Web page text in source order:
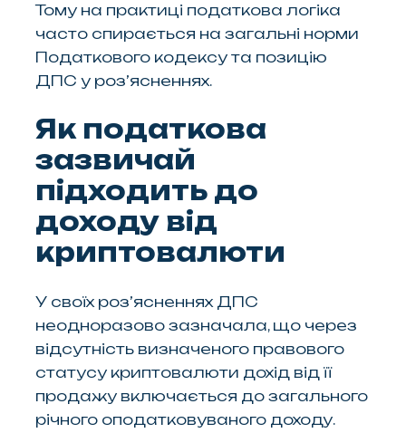
Тому на практиці податкова логіка
часто спирається на загальні норми
Податкового кодексу та позицію
ДПС у роз’ясненнях.
Як податкова
зазвичай
підходить до
доходу від
криптовалюти
У своїх роз’ясненнях ДПС
неодноразово зазначала, що через
відсутність визначеного правового
статусу криптовалюти дохід від її
продажу включається до загального
річного оподатковуваного доходу.